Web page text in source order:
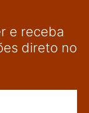
e receba
direto no